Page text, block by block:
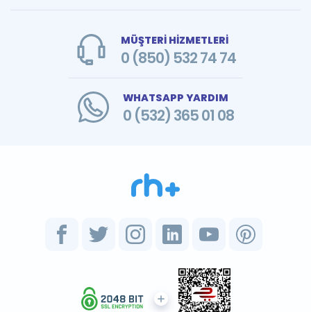
MÜŞTERİ HİZMETLERİ
0 (850) 532 74 74
WHATSAPP YARDIM
0 (532) 365 01 08